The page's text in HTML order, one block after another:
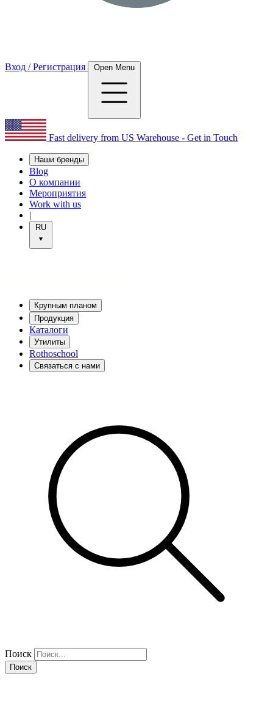
Вход / Регистрация Open Menu
Fast delivery from US Warehouse - Get in Touch
Наши бренды
Blog
О компании
Мероприятия
Work with us
|
RU
Крупным планом
Продукция
Каталоги
Утилиты
Rothoschool
Связаться с нами
Поиск
Поиск